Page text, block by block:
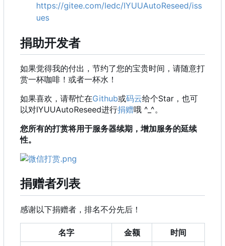
https://gitee.com/ledc/IYUUAutoReseed/iss
ues
捐助开发者
如果觉得我的付出，节约了您的宝贵时间，请随意打
赏一杯咖啡！或者一杯水！
如果喜欢，请帮忙在Github或码云给个Star，也可
以对IYUUAutoReseed进行捐赠哦 ^_^。
您所有的打赏将用于服务器续期，增加服务的延续
性。
捐赠者列表
感谢以下捐赠者，排名不分先后！
名字 金额 时间